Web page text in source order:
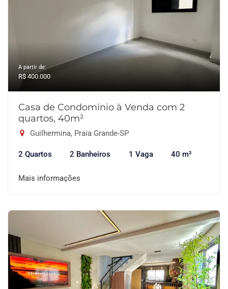
A partir de:
R$ 400.000
Casa de Condomínio à Venda com 2
quartos, 40m²
Guilhermina, Praia Grande-SP
2 Quartos 2 Banheiros 1 Vaga 40 m²
Mais informações